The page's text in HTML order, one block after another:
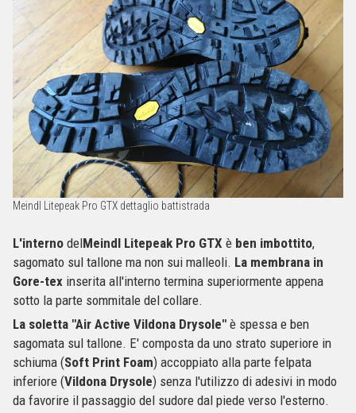
Meindl Litepeak Pro GTX dettaglio battistrada
L'interno delMeindl Litepeak Pro GTX è ben imbottito,
sagomato sul tallone ma non sui malleoli. La membrana in
Gore-tex inserita all'interno termina superiormente appena
sotto la parte sommitale del collare.
La soletta "Air Active Vildona Drysole" è spessa e ben
sagomata sul tallone. E' composta da uno strato superiore in
schiuma (Soft Print Foam) accoppiato alla parte felpata
inferiore (Vildona Drysole) senza l'utilizzo di adesivi in modo
da favorire il passaggio del sudore dal piede verso l'esterno.